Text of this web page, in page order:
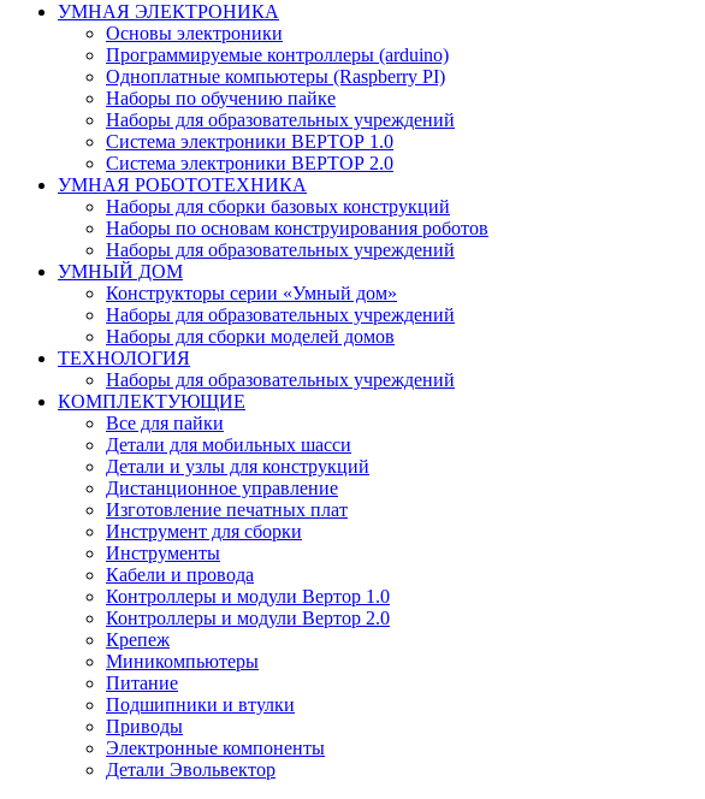
УМНАЯ ЭЛЕКТРОНИКА
Основы электроники
Программируемые контроллеры (arduino)
Одноплатные компьютеры (Raspberry PI)
Наборы по обучению пайке
Наборы для образовательных учреждений
Система электроники ВЕРТОР 1.0
Система электроники ВЕРТОР 2.0
УМНАЯ РОБОТОТЕХНИКА
Наборы для сборки базовых конструкций
Наборы по основам конструирования роботов
Наборы для образовательных учреждений
УМНЫЙ ДОМ
Конструкторы серии «Умный дом»
Наборы для образовательных учреждений
Наборы для сборки моделей домов
ТЕХНОЛОГИЯ
Наборы для образовательных учреждений
КОМПЛЕКТУЮЩИЕ
Все для пайки
Детали для мобильных шасси
Детали и узлы для конструкций
Дистанционное управление
Изготовление печатных плат
Инструмент для сборки
Инструменты
Кабели и провода
Контроллеры и модули Вертор 1.0
Контроллеры и модули Вертор 2.0
Крепеж
Миникомпьютеры
Питание
Подшипники и втулки
Приводы
Электронные компоненты
Детали Эвольвектор